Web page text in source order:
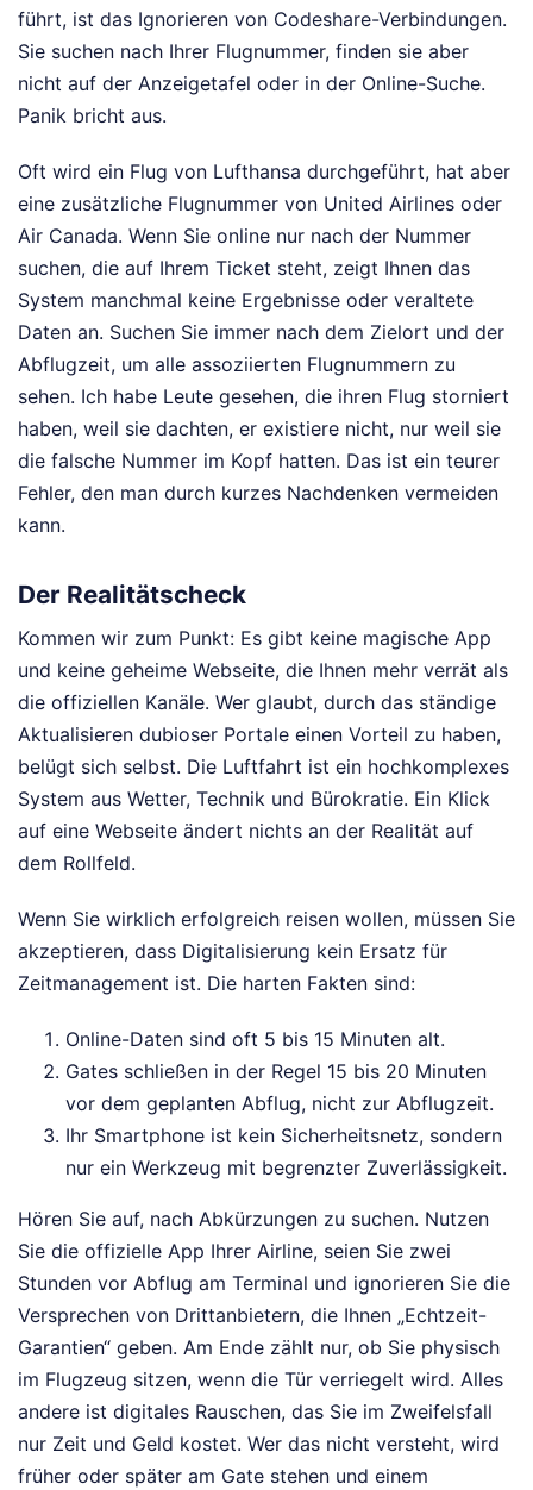
führt, ist das Ignorieren von Codeshare-Verbindungen.
Sie suchen nach Ihrer Flugnummer, finden sie aber
nicht auf der Anzeigetafel oder in der Online-Suche.
Panik bricht aus.
Oft wird ein Flug von Lufthansa durchgeführt, hat aber
eine zusätzliche Flugnummer von United Airlines oder
Air Canada. Wenn Sie online nur nach der Nummer
suchen, die auf Ihrem Ticket steht, zeigt Ihnen das
System manchmal keine Ergebnisse oder veraltete
Daten an. Suchen Sie immer nach dem Zielort und der
Abflugzeit, um alle assoziierten Flugnummern zu
sehen. Ich habe Leute gesehen, die ihren Flug storniert
haben, weil sie dachten, er existiere nicht, nur weil sie
die falsche Nummer im Kopf hatten. Das ist ein teurer
Fehler, den man durch kurzes Nachdenken vermeiden
kann.
Der Realitätscheck
Kommen wir zum Punkt: Es gibt keine magische App
und keine geheime Webseite, die Ihnen mehr verrät als
die offiziellen Kanäle. Wer glaubt, durch das ständige
Aktualisieren dubioser Portale einen Vorteil zu haben,
belügt sich selbst. Die Luftfahrt ist ein hochkomplexes
System aus Wetter, Technik und Bürokratie. Ein Klick
auf eine Webseite ändert nichts an der Realität auf
dem Rollfeld.
Wenn Sie wirklich erfolgreich reisen wollen, müssen Sie
akzeptieren, dass Digitalisierung kein Ersatz für
Zeitmanagement ist. Die harten Fakten sind:
Online-Daten sind oft 5 bis 15 Minuten alt.
Gates schließen in der Regel 15 bis 20 Minuten
vor dem geplanten Abflug, nicht zur Abflugzeit.
Ihr Smartphone ist kein Sicherheitsnetz, sondern
nur ein Werkzeug mit begrenzter Zuverlässigkeit.
Hören Sie auf, nach Abkürzungen zu suchen. Nutzen
Sie die offizielle App Ihrer Airline, seien Sie zwei
Stunden vor Abflug am Terminal und ignorieren Sie die
Versprechen von Drittanbietern, die Ihnen „Echtzeit-
Garantien“ geben. Am Ende zählt nur, ob Sie physisch
im Flugzeug sitzen, wenn die Tür verriegelt wird. Alles
andere ist digitales Rauschen, das Sie im Zweifelsfall
nur Zeit und Geld kostet. Wer das nicht versteht, wird
früher oder später am Gate stehen und einem